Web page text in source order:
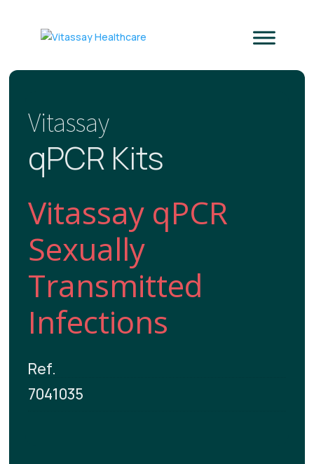
Vitassay
qPCR Kits
Vitassay qPCR
Sexually
Transmitted
Infections
Ref.
7041035